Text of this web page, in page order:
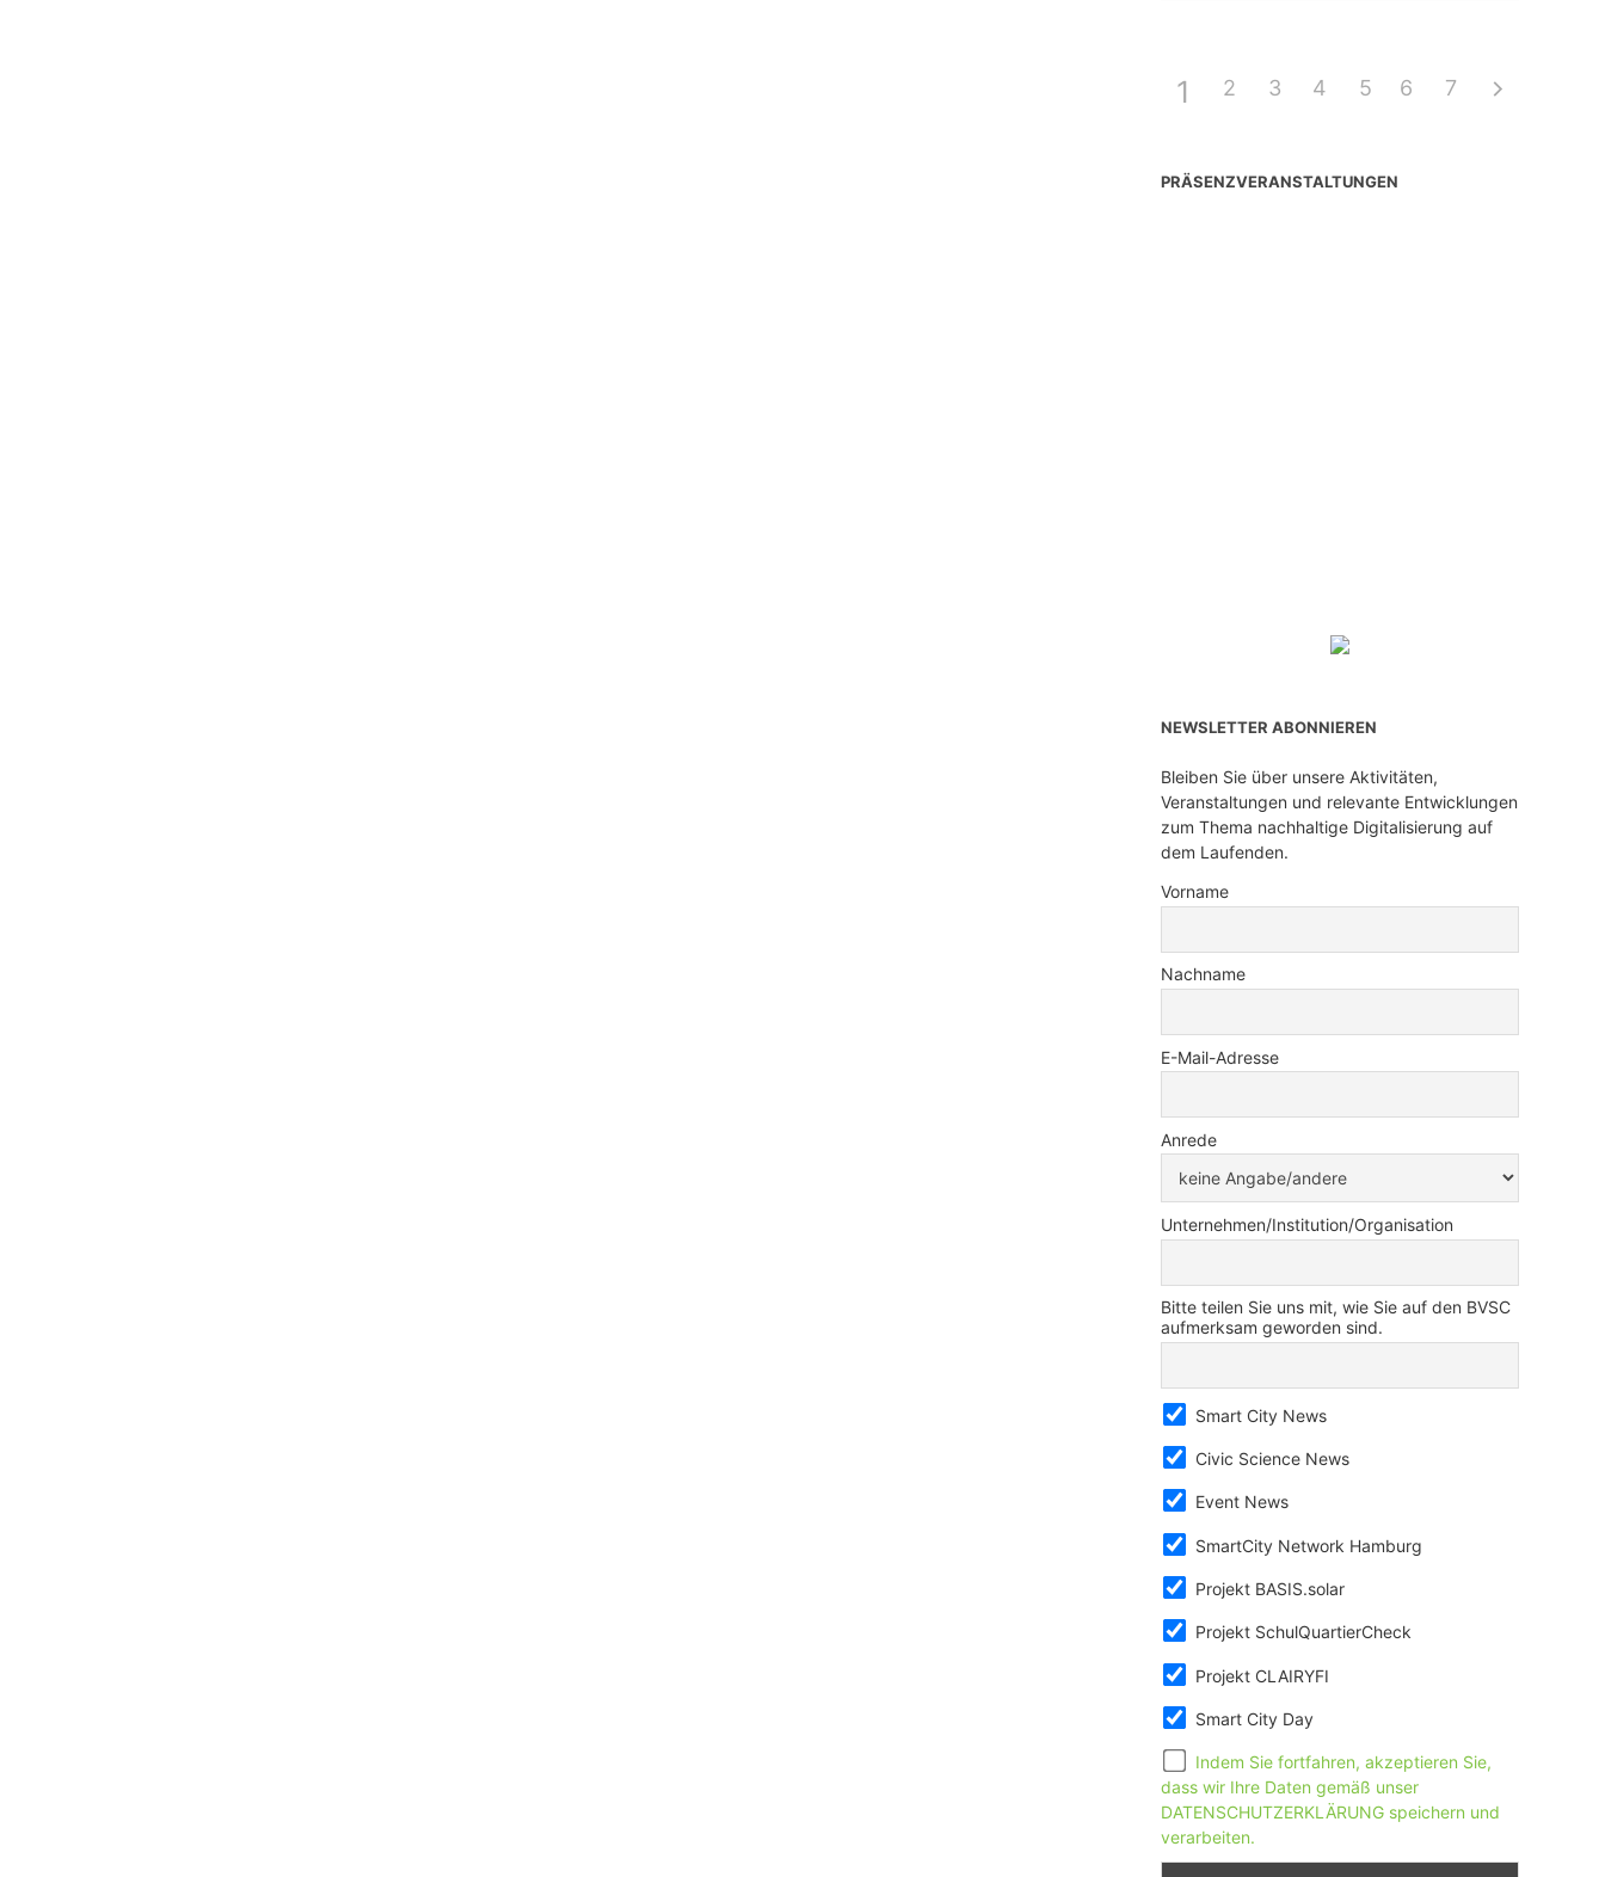
1 2 3 4 5 6 7
PRÄSENZVERANSTALTUNGEN
NEWSLETTER ABONNIEREN
Bleiben Sie über unsere Aktivitäten,
Veranstaltungen und relevante Entwicklungen
zum Thema nachhaltige Digitalisierung auf
dem Laufenden.
Vorname
Nachname
E-Mail-Adresse
Anrede
Unternehmen/Institution/Organisation
Bitte teilen Sie uns mit, wie Sie auf den BVSC
aufmerksam geworden sind.
Smart City News
Civic Science News
Event News
SmartCity Network Hamburg
Projekt BASIS.solar
Projekt SchulQuartierCheck
Projekt CLAIRYFI
Smart City Day
Indem Sie fortfahren, akzeptieren Sie,
dass wir Ihre Daten gemäß unser
DATENSCHUTZERKLÄRUNG speichern und
verarbeiten.